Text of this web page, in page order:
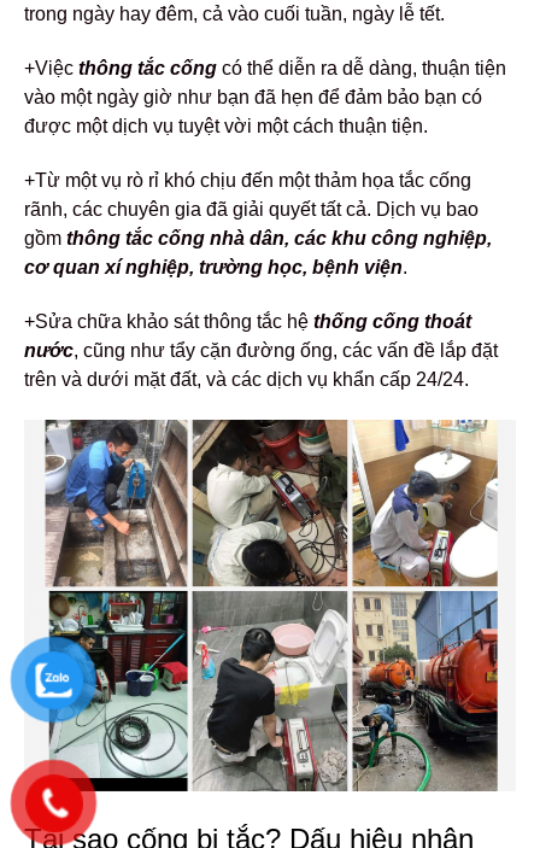
trong ngày hay đêm, cả vào cuối tuần, ngày lễ tết.
+Việc thông tắc cống có thể diễn ra dễ dàng, thuận tiện
vào một ngày giờ như bạn đã hẹn để đảm bảo bạn có
được một dịch vụ tuyệt vời một cách thuận tiện.
+Từ một vụ rò rỉ khó chịu đến một thảm họa tắc cống
rãnh, các chuyên gia đã giải quyết tất cả. Dịch vụ bao
gồm thông tắc cống nhà dân, các khu công nghiệp,
cơ quan xí nghiệp, trường học, bệnh viện.
+Sửa chữa khảo sát thông tắc hệ thống cống thoát
nước, cũng như tẩy cặn đường ống, các vấn đề lắp đặt
trên và dưới mặt đất, và các dịch vụ khẩn cấp 24/24.
Tại sao cống bị tắc? Dấu hiệu nhận